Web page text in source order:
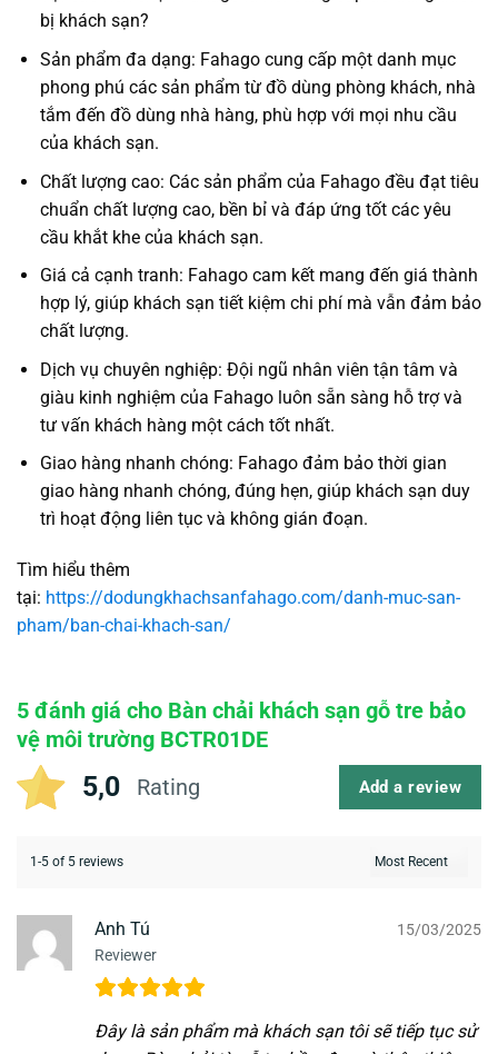
bị khách sạn?
Sản phẩm đa dạng: Fahago cung cấp một danh mục
phong phú các sản phẩm từ đồ dùng phòng khách, nhà
tắm đến đồ dùng nhà hàng, phù hợp với mọi nhu cầu
của khách sạn.
Chất lượng cao: Các sản phẩm của Fahago đều đạt tiêu
chuẩn chất lượng cao, bền bỉ và đáp ứng tốt các yêu
cầu khắt khe của khách sạn.
Giá cả cạnh tranh: Fahago cam kết mang đến giá thành
hợp lý, giúp khách sạn tiết kiệm chi phí mà vẫn đảm bảo
chất lượng.
Dịch vụ chuyên nghiệp: Đội ngũ nhân viên tận tâm và
giàu kinh nghiệm của Fahago luôn sẵn sàng hỗ trợ và
tư vấn khách hàng một cách tốt nhất.
Giao hàng nhanh chóng: Fahago đảm bảo thời gian
giao hàng nhanh chóng, đúng hẹn, giúp khách sạn duy
trì hoạt động liên tục và không gián đoạn.
Tìm hiểu thêm
tại: https://dodungkhachsanfahago.com/danh-muc-san-
pham/ban-chai-khach-san/
5 đánh giá cho Bàn chải khách sạn gỗ tre bảo
vệ môi trường BCTR01DE
5,0 Rating Add a review
1-5 of 5 reviews
Anh Tú
Reviewer
15/03/2025
Đây là sản phẩm mà khách sạn tôi sẽ tiếp tục sử